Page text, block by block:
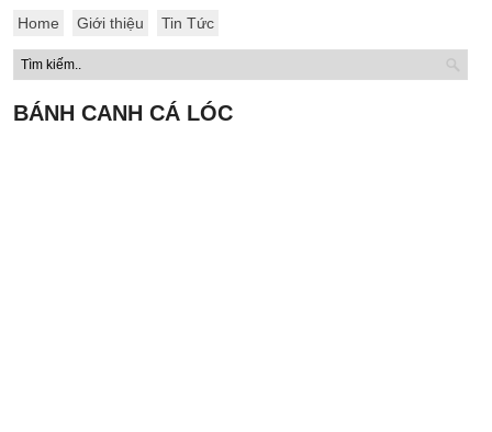
Home Giới thiệu Tin Tức
BÁNH CANH CÁ LÓC